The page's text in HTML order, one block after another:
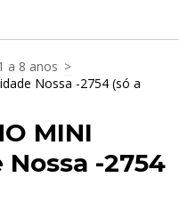
a 8 anos >
Nossa -2754 (só a
MINI
-2754